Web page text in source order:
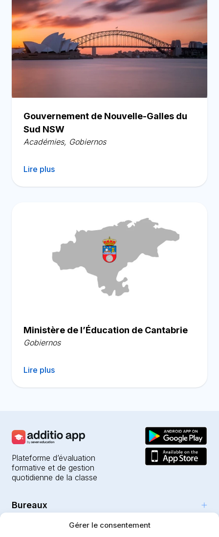
Gérer le consentement
Gouvernement de Nouvelle-Galles du
Sud NSW
Académies, Gobiernos
Lire plus
Ministère de l’Éducation de Cantabrie
Gobiernos
Lire plus
Plateforme d’évaluation
formative et de gestion
quotidienne de la classe
Bureaux